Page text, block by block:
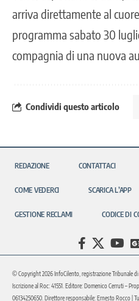
arriva direttamente al
programma sabato 30
compagnia di una nuova
Condividi questo articolo
REDAZIONE CONTATTACI
COME VEDERCI SCARICA L’APP
GESTIONE RECLAMI CODICE DI
© Copyright 2026 InfoCilento, registrazione Tribunale di
Iscrizione al Roc: 41551. Editore: Domenico Cerruti –
06134250650. Direttore responsabile: Ernesto Rocco |